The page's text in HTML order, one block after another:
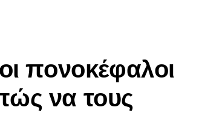
πονοκέφαλοι
να τους